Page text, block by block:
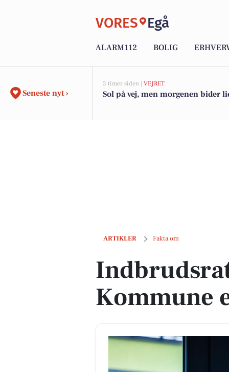
VORES Egå
ALARM112 BOLIG
Seneste nyt ›
3 timer siden | VEJRET
Sol på vej, men morgenen bider
ARTIKLER Fakta om
Indbrudsraten i Aarhus Kommune er
Kommune